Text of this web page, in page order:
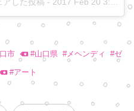
市 #山口県 #メヘンディ #ゼ
#アート